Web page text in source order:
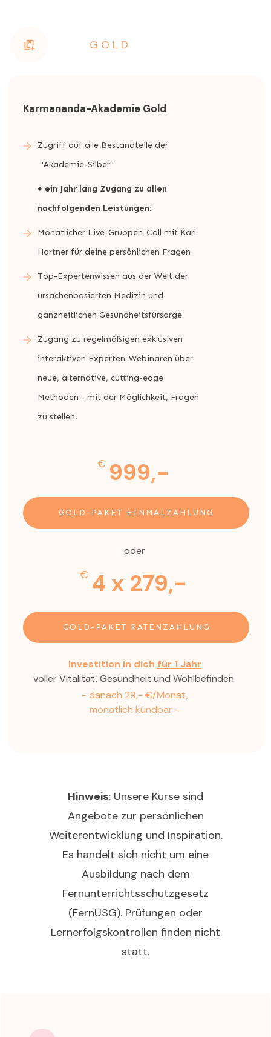
GOLD
Karmananda-Akademie Gold
Zugriff auf alle Bestandteile der
"Akademie-Silber"
+ ein Jahr lang Zugang zu allen
nachfolgenden Leistungen:
Monatlicher Live-Gruppen-Call mit Karl
Hartner für deine persönlichen Fragen
Top-Expertenwissen aus der Welt der
ursachenbasierten Medizin und
ganzheitlichen Gesundheitsfürsorge
Zugang zu regelmäßigen exklusiven
interaktiven Experten-Webinaren über
neue, alternative, cutting-edge
Methoden - mit der Möglichkeit, Fragen
zu stellen.
€ 999,-
GOLD-PAKET EINMALZAHLUNG
oder
€ 4 x 279,-
GOLD-PAKET RATENZAHLUNG
Investition in dich für 1 Jahr
voller Vitalität, Gesundheit und Wohlbefinden
- danach 29,- €/Monat,
monatlich kündbar -
Hinweis: Unsere Kurse sind
Angebote zur persönlichen
Weiterentwicklung und Inspiration.
Es handelt sich nicht um eine
Ausbildung nach dem
Fernunterrichtsschutzgesetz
(FernUSG). Prüfungen oder
Lernerfolgskontrollen finden nicht
statt.